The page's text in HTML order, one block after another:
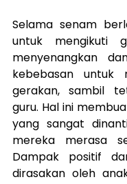
Selama senam
untuk mengikuti
menyenangkan
kebebasan untuk
gerakan, sambil
guru. Hal ini
yang sangat
mereka merasa
Dampak positif
dirasakan oleh